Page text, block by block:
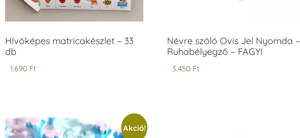
Hívóképes matricakészlet – 33
db
1.690 Ft
Névre szóló Ovis Jel Nyomda –
Ruhabélyegző – FAGYI
3.450 Ft
Akció!